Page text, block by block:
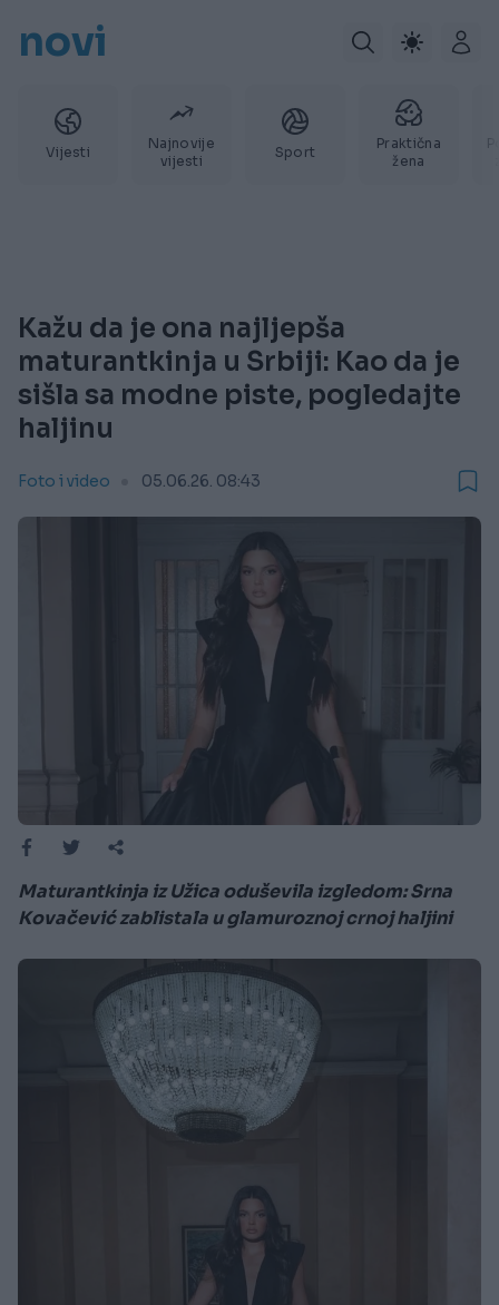
novi
Vijesti
Najnovije
vijesti
Sport
Praktična
žena
Kažu da je ona najljepša
maturantkinja u Srbiji: Kao da je
sišla sa modne piste, pogledajte
haljinu
Foto i video 05.06.26. 08:43
Maturantkinja iz Užica oduševila izgledom: Srna
Kovačević zablistala u glamuroznoj crnoj haljini